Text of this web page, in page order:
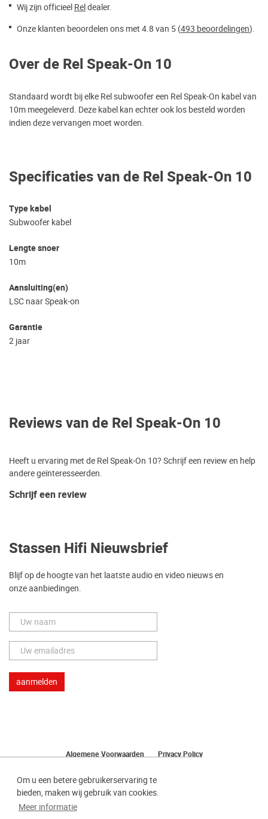
Om u een betere gebruikerservaring te
bieden, maken wij gebruik van cookies.
Meer informatie
Wij zijn officieel Reldealer.
Onze klanten beoordelen ons met 4.8 van 5 (493 beoordelingen).
Specificaties van de Rel Speak-On 10
Type kabel
Subwoofer kabel
Lengte snoer
10m
Aansluiting(en)
LSC naar Speak-on
Garantie
2 jaar
Over de Rel Speak-On 10
Standaard wordt bij elke Rel subwoofer een Rel Speak-On kabel van
10m meegeleverd. Deze kabel kan echter ook los besteld worden
indien deze vervangen moet worden.
Reviews van de Rel Speak-On 10
Heeft u ervaring met de Rel Speak-On 10? Schrijf een review en help
andere geïnteresseerden.
Schrijf een review
Stassen Hifi Nieuwsbrief
Blijf op de hoogte van het laatste audio en video nieuws en
onze aanbiedingen.
Algemene Voorwaarden
Privacy Policy